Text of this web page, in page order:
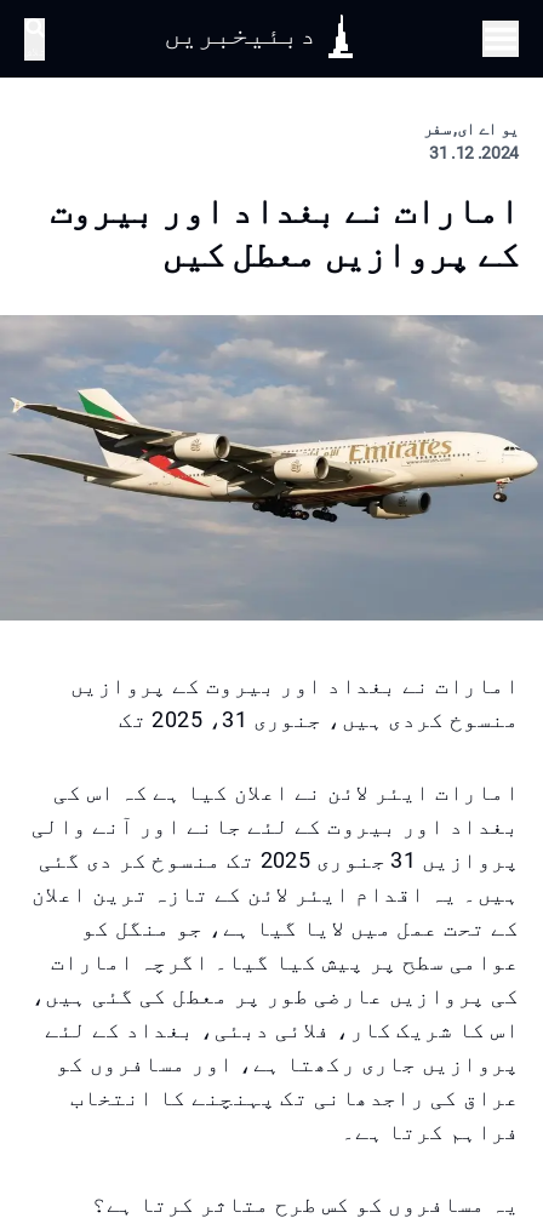
دبئیخبریں
یو اے ای, سفر
2024. 12. 31
امارات نے بغداد اور بیروت
کے پروازیں معطل کیں
امارات نے بغداد اور بیروت کے پروازیں
منسوخ کردی ہیں، جنوری 31، 2025 تک
امارات ایئر لائن نے اعلان کیا ہے کہ اس کی
بغداد اور بیروت کے لئے جانے اور آنے والی
پروازیں 31 جنوری 2025 تک منسوخ کر دی گئی
ہیں۔ یہ اقدام ایئر لائن کے تازہ ترین اعلان
کے تحت عمل میں لایا گیا ہے، جو منگل کو
عوامی سطح پر پیش کیا گیا۔ اگرچہ امارات
کی پروازیں عارضی طور پر معطل کی گئی ہیں،
اس کا شریک کار، فلائی دبئی، بغداد کے لئے
پروازیں جاری رکھتا ہے، اور مسافروں کو
عراق کی راجدھانی تک پہنچنے کا انتخاب
فراہم کرتا ہے۔
یہ مسافروں کو کس طرح متاثر کرتا ہے؟